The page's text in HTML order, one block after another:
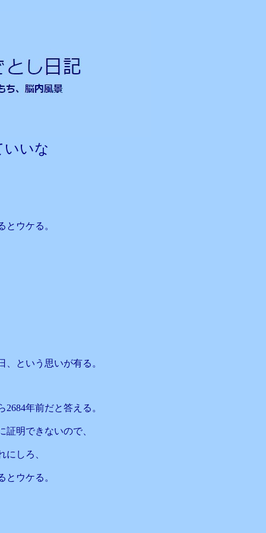
いな
ウケる。
という思いが有る。
年前だと答える。
明できないので、
にしろ、
ウケる。